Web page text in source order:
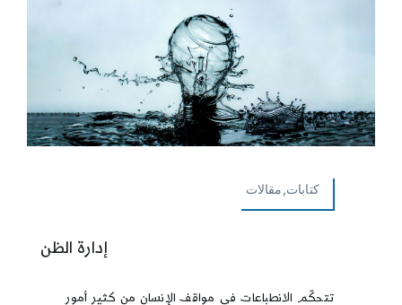
كتابات,مقالات
إدارة الظن
تتحكّم الانطباعات في مواقف الإنسان من كثير أمور